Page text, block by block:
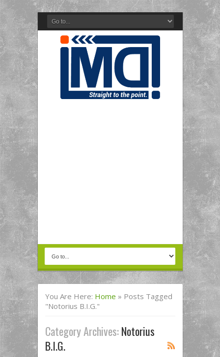
You Are Here: Home » Posts Tagged
"notorius B.I.G."
Category Archives:Notorius
B.I.G.